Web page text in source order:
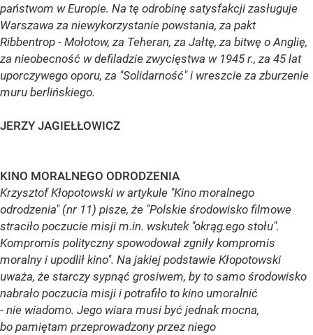
państwom w Europie. Na tę odrobinę satysfakcji zasługuje
Warszawa za niewykorzystanie powstania, za pakt
Ribbentrop - Mołotow, za Teheran, za Jałtę, za bitwę o Anglię,
za nieobecność w defiladzie zwycięstwa w 1945 r., za 45 lat
uporczywego oporu, za "Solidarność" i wreszcie za zburzenie
muru berlińskiego.
JERZY JAGIEŁŁOWICZ
KINO MORALNEGO ODRODZENIA
Krzysztof Kłopotowski w artykule "Kino moralnego
odrodzenia" (nr 11) pisze, że "Polskie środowisko filmowe
straciło poczucie misji m.in. wskutek "okrąg.ego stołu".
Kompromis polityczny spowodował zgniły kompromis
moralny i upodlił kino". Na jakiej podstawie Kłopotowski
uważa, że starczy sypnąć grosiwem, by to samo środowisko
nabrało poczucia misji i potrafiło to kino umoralnić
- nie wiadomo. Jego wiara musi być jednak mocna,
bo pamiętam przeprowadzony przez niego